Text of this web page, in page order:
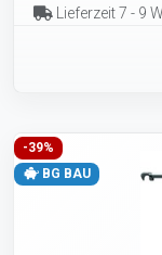
Lieferzeit 7 - 9
-39%
BG BAU